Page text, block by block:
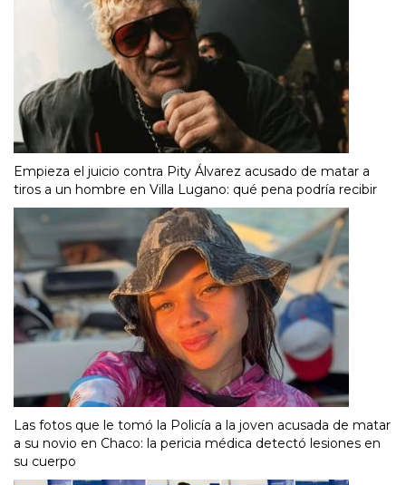
Empieza el juicio contra Pity Álvarez acusado de matar a
tiros a un hombre en Villa Lugano: qué pena podría recibir
Las fotos que le tomó la Policía a la joven acusada de matar
a su novio en Chaco: la pericia médica detectó lesiones en
su cuerpo